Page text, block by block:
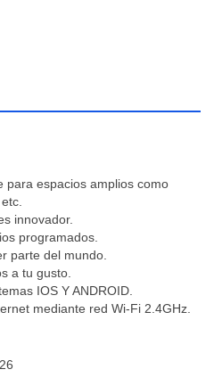
para espacios amplios como
innovador.
programados.
parte del mundo.
a tu gusto.
IOS Y ANDROID.
mediante red Wi-Fi 2.4GHz.